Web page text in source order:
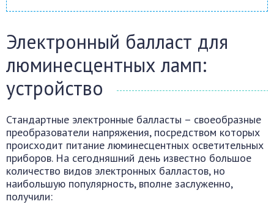
Электронный балласт для
люминесцентных ламп:
устройство
Стандартные электронные балласты – своеобразные
преобразователи напряжения, посредством которых
происходит питание люминесцентных осветительных
приборов. На сегодняшний день известно большое
количество видов электронных балластов, но
наибольшую популярность, вполне заслуженно,
получили: